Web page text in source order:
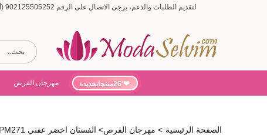
لتقديم الطلبات والدعم، يرجى الاتصال على الرقم 902125505252 (أيام الأسبوع من 9:00 إلى 19:00، أيام السبت من 9:00 إلى 15:00)
'26منتجاتجديدة مهرجان الفرص
الصفحة الرئيسية > مهرجان الفرص> الفستان اخضر عفني 4120PM271